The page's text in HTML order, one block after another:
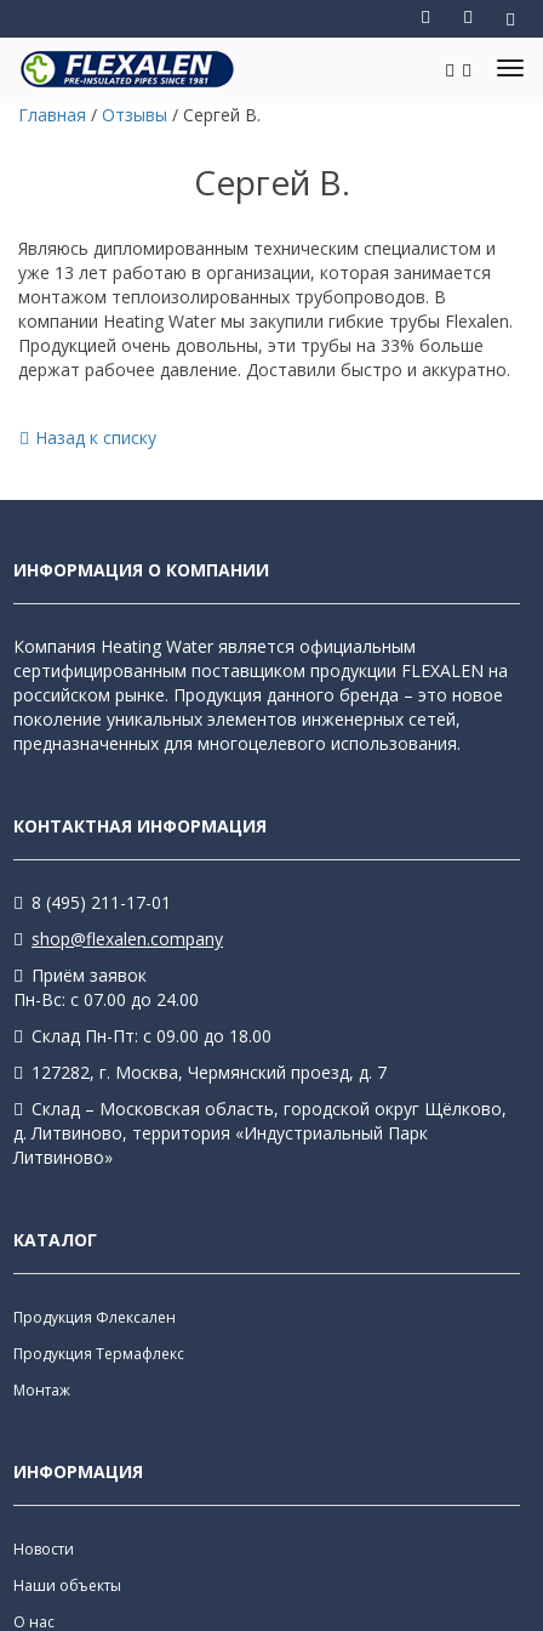
Главная / Отзывы / Сергей В.
Сергей В.
Являюсь дипломированным техническим специалистом и
уже 13 лет работаю в организации, которая занимается
монтажом теплоизолированных трубопроводов. В
компании Heating Water мы закупили гибкие трубы Flexalen.
Продукцией очень довольны, эти трубы на 33% больше
держат рабочее давление. Доставили быстро и аккуратно.
Назад к списку
ИНФОРМАЦИЯ О КОМПАНИИ
Компания Heating Water является официальным
сертифицированным поставщиком продукции FLEXALEN на
российском рынке. Продукция данного бренда – это новое
поколение уникальных элементов инженерных сетей,
предназначенных для многоцелевого использования.
КОНТАКТНАЯ ИНФОРМАЦИЯ
8 (495) 211-17-01
shop@flexalen.company
Приём заявок
Пн-Вс: с 07.00 до 24.00
Склад Пн-Пт: с 09.00 до 18.00
127282, г. Москва, Чермянский проезд, д. 7
Склад – Московская область, городской округ Щёлково,
д. Литвиново, территория «Индустриальный Парк
Литвиново»
КАТАЛОГ
Продукция Флексален
Продукция Термафлекс
Монтаж
ИНФОРМАЦИЯ
Новости
Наши объекты
О нас